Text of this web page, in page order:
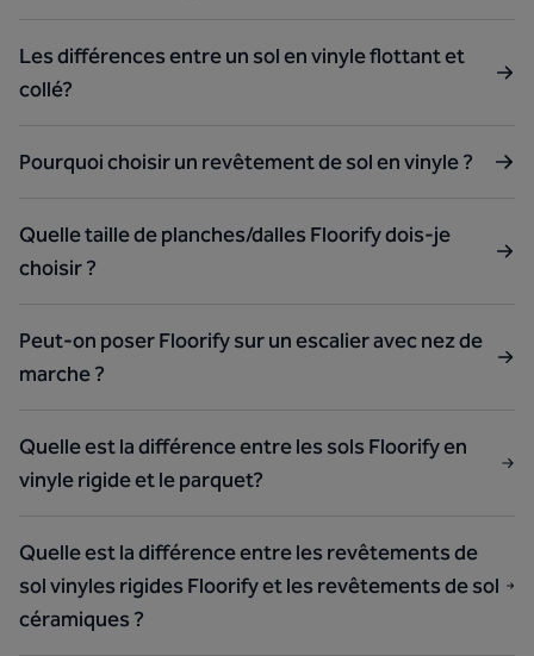
Les différences entre un sol en vinyle flottant et
collé?
Pourquoi choisir un revêtement de sol en vinyle ?
Quelle taille de planches/dalles Floorify dois-je
choisir ?
Peut-on poser Floorify sur un escalier avec nez de
marche ?
Quelle est la différence entre les sols Floorify en
vinyle rigide et le parquet?
Quelle est la différence entre les revêtements de
sol vinyles rigides Floorify et les revêtements de sol
céramiques ?